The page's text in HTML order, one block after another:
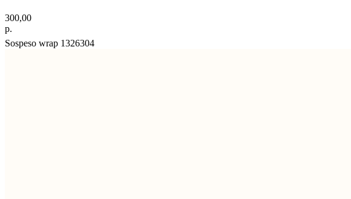
300,00
р.
Sospeso wrap 1326304